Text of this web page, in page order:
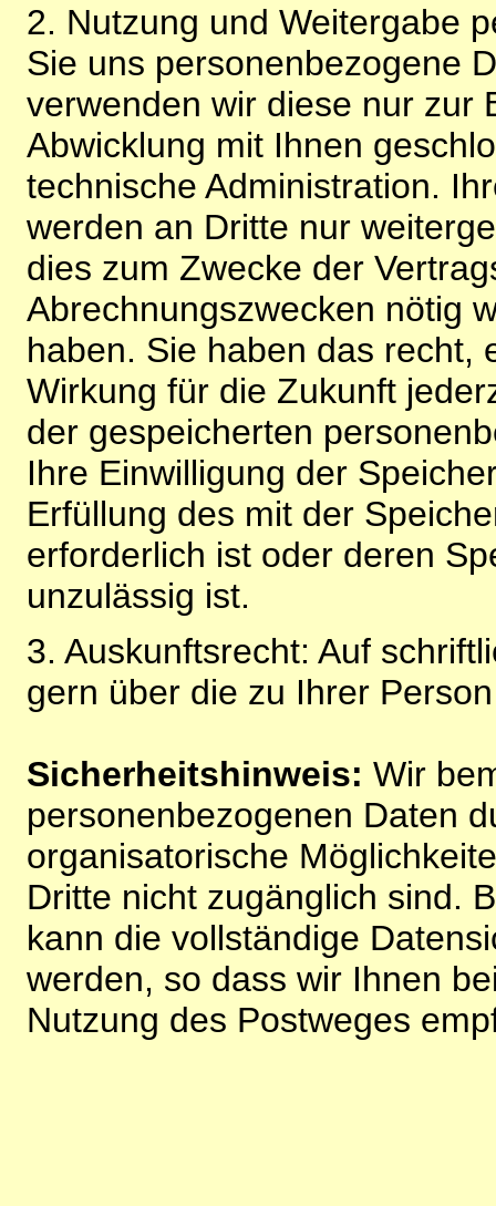
2. Nutzung und Weitergabe
Sie uns personenbezogene
verwenden wir diese nur zur
Abwicklung mit Ihnen
technische Administration.
werden an Dritte nur
dies zum Zwecke der
Abrechnungszwecken nötig
haben. Sie haben das recht,
Wirkung für die Zukunft
der gespeicherten
Ihre Einwilligung der
Erfüllung des mit der
erforderlich ist oder deren
unzulässig ist.
3. Auskunftsrecht: Auf
gern über die zu Ihrer
Sicherheitshinweis: Wir
personenbezogenen Daten
organisatorische
Dritte nicht zugänglich sind.
kann die vollständige
werden, so dass wir Ihnen
Nutzung des Postweges